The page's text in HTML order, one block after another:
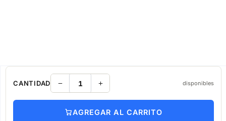
CANTIDAD disponibles
AGREGAR AL CARRITO